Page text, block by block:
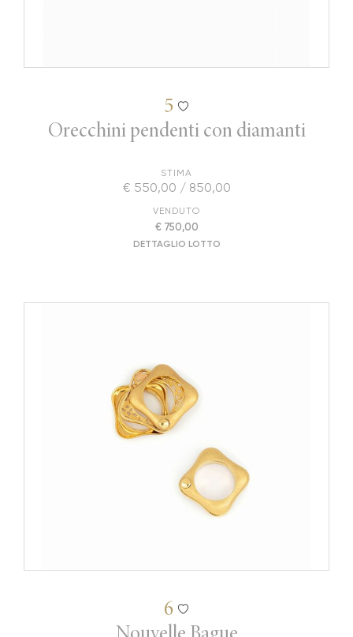
5
Orecchini pendenti con diamanti
STIMA
€ 550,00 / 850,00
VENDUTO
€ 750,00
DETTAGLIO LOTTO
6